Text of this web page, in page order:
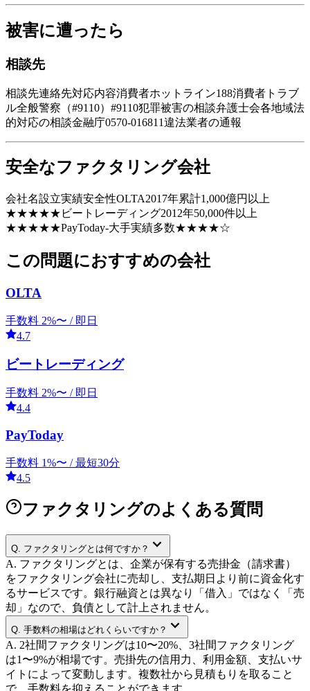
被害に遭ったら
相談先
相談先連絡先対応内容消費者ホットライン188消費者トラブ
ル全般警察（#9110）#9110犯罪被害の相談弁護士会各地域法
的対応の相談金融庁0570-016811違法業者の通報
安全なファクタリング会社
会社名設立実績安全性OLTA2017年累計1,000億円以上
★★★★★ビートレーディング2012年50,000件以上
★★★★★PayToday-大手実績多数★★★★☆
この問題におすすめの会社
OLTA
手数料 2%〜 / 即日
4.7
ビートレーディング
手数料 2%〜 / 即日
4.4
PayToday
手数料 1%〜 /最短30分
4.5
ファクタリングのよくある質問
Q. ファクタリングとは何ですか？
A. ファクタリングとは、企業が保有する売掛金（請求書）
をファクタリング会社に売却し、支払期日より前に資金化す
るサービスです。銀行融資とは異なり「借入」ではなく「売
却」なので、負債として計上されません。
Q. 手数料の相場はどれくらいですか？
A. 2社間ファクタリングは10〜20%、3社間ファクタリング
は1〜9%が相場です。売掛先の信用力、利用金額、支払いサ
イトによって変動します。複数社から見積もりを取ること
で、手数料を抑えることができます。